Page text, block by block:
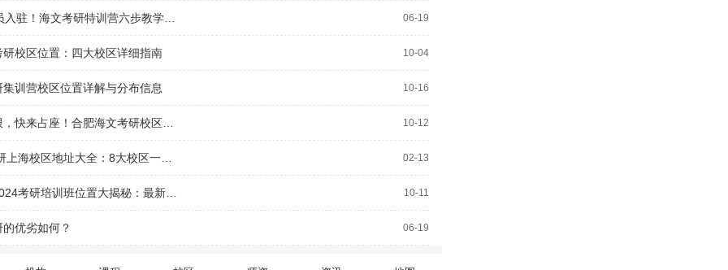
06-19
校区位置：四大校区详细指南 10-04
训营校区位置详解与分布信息 10-16
10-12
02-13
10-11
优劣如何？ 06-19